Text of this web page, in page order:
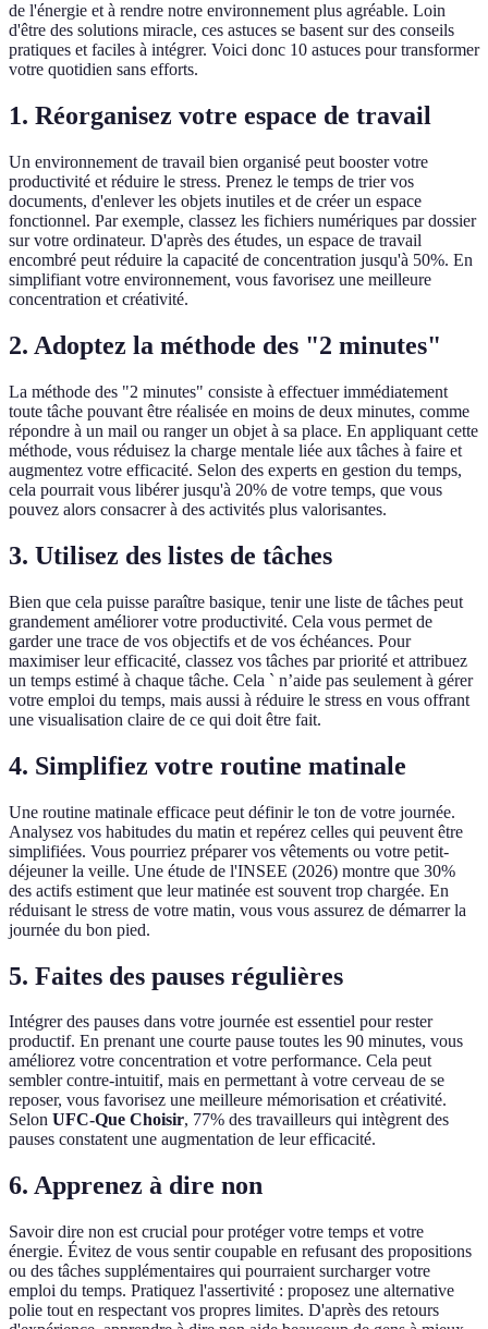
de l'énergie et à rendre notre environnement plus agréable. Loin
d'être des solutions miracle, ces astuces se basent sur des conseils
pratiques et faciles à intégrer. Voici donc 10 astuces pour transformer
votre quotidien sans efforts.
1. Réorganisez votre espace de travail
Un environnement de travail bien organisé peut booster votre
productivité et réduire le stress. Prenez le temps de trier vos
documents, d'enlever les objets inutiles et de créer un espace
fonctionnel. Par exemple, classez les fichiers numériques par dossier
sur votre ordinateur. D'après des études, un espace de travail
encombré peut réduire la capacité de concentration jusqu'à 50%. En
simplifiant votre environnement, vous favorisez une meilleure
concentration et créativité.
2. Adoptez la méthode des "2 minutes"
La méthode des "2 minutes" consiste à effectuer immédiatement
toute tâche pouvant être réalisée en moins de deux minutes, comme
répondre à un mail ou ranger un objet à sa place. En appliquant cette
méthode, vous réduisez la charge mentale liée aux tâches à faire et
augmentez votre efficacité. Selon des experts en gestion du temps,
cela pourrait vous libérer jusqu'à 20% de votre temps, que vous
pouvez alors consacrer à des activités plus valorisantes.
3. Utilisez des listes de tâches
Bien que cela puisse paraître basique, tenir une liste de tâches peut
grandement améliorer votre productivité. Cela vous permet de
garder une trace de vos objectifs et de vos échéances. Pour
maximiser leur efficacité, classez vos tâches par priorité et attribuez
un temps estimé à chaque tâche. Cela ` n’aide pas seulement à gérer
votre emploi du temps, mais aussi à réduire le stress en vous offrant
une visualisation claire de ce qui doit être fait.
4. Simplifiez votre routine matinale
Une routine matinale efficace peut définir le ton de votre journée.
Analysez vos habitudes du matin et repérez celles qui peuvent être
simplifiées. Vous pourriez préparer vos vêtements ou votre petit-
déjeuner la veille. Une étude de l'INSEE (2026) montre que 30%
des actifs estiment que leur matinée est souvent trop chargée. En
réduisant le stress de votre matin, vous vous assurez de démarrer la
journée du bon pied.
5. Faites des pauses régulières
Intégrer des pauses dans votre journée est essentiel pour rester
productif. En prenant une courte pause toutes les 90 minutes, vous
améliorez votre concentration et votre performance. Cela peut
sembler contre-intuitif, mais en permettant à votre cerveau de se
reposer, vous favorisez une meilleure mémorisation et créativité.
Selon UFC-Que Choisir, 77% des travailleurs qui intègrent des
pauses constatent une augmentation de leur efficacité.
6. Apprenez à dire non
Savoir dire non est crucial pour protéger votre temps et votre
énergie. Évitez de vous sentir coupable en refusant des propositions
ou des tâches supplémentaires qui pourraient surcharger votre
emploi du temps. Pratiquez l'assertivité : proposez une alternative
polie tout en respectant vos propres limites. D'après des retours